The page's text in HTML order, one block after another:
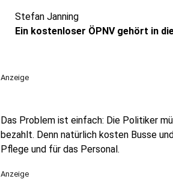
Stefan Janning
Ein kostenloser ÖPNV gehört in
Anzeige
Das Problem ist einfach: Die Politiker
bezahlt. Denn natürlich kosten Busse
Pflege und für das Personal.
Anzeige